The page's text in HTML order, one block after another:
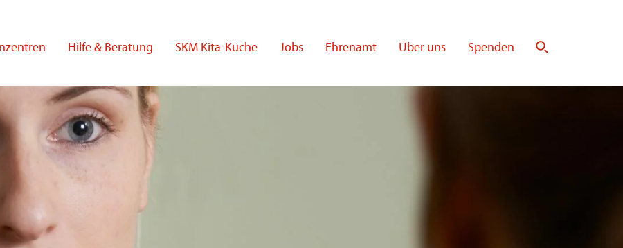
Hilfe & Beratung SKM Kita-Küche Jobs Ehrenamt Über uns Spenden